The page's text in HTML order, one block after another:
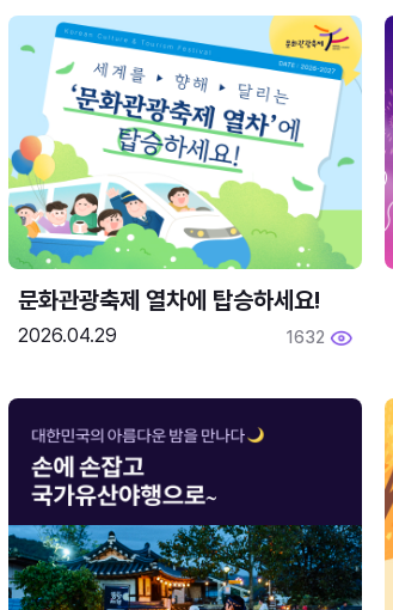
문화관광축제 열차에 탑승하세요!
2026.04.29 1632